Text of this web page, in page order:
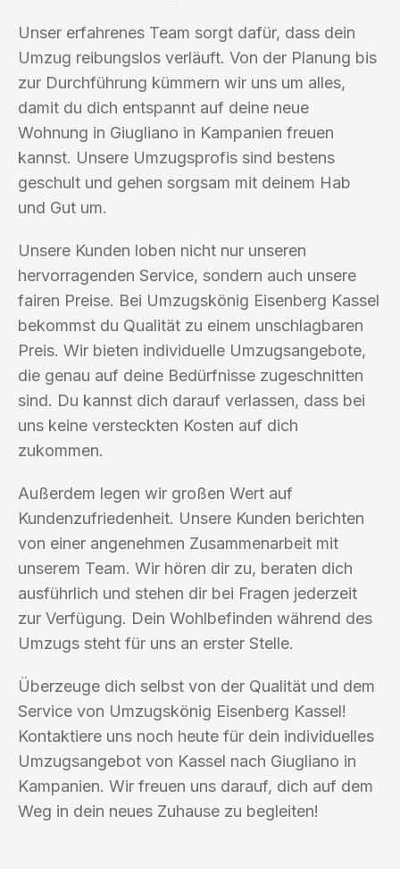
Unser erfahrenes Team sorgt dafür, dass dein
Umzug reibungslos verläuft. Von der Planung bis
zur Durchführung kümmern wir uns um alles,
damit du dich entspannt auf deine neue
Wohnung in Giugliano in Kampanien freuen
kannst. Unsere Umzugsprofis sind bestens
geschult und gehen sorgsam mit deinem Hab
und Gut um.
Unsere Kunden loben nicht nur unseren
hervorragenden Service, sondern auch unsere
fairen Preise. Bei Umzugskönig Eisenberg Kassel
bekommst du Qualität zu einem unschlagbaren
Preis. Wir bieten individuelle Umzugsangebote,
die genau auf deine Bedürfnisse zugeschnitten
sind. Du kannst dich darauf verlassen, dass bei
uns keine versteckten Kosten auf dich
zukommen.
Außerdem legen wir großen Wert auf
Kundenzufriedenheit. Unsere Kunden berichten
von einer angenehmen Zusammenarbeit mit
unserem Team. Wir hören dir zu, beraten dich
ausführlich und stehen dir bei Fragen jederzeit
zur Verfügung. Dein Wohlbefinden während des
Umzugs steht für uns an erster Stelle.
Überzeuge dich selbst von der Qualität und dem
Service von Umzugskönig Eisenberg Kassel!
Kontaktiere uns noch heute für dein individuelles
Umzugsangebot von Kassel nach Giugliano in
Kampanien. Wir freuen uns darauf, dich auf dem
Weg in dein neues Zuhause zu begleiten!